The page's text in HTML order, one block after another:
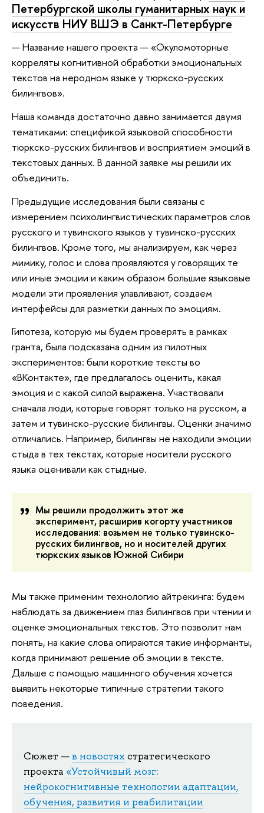
Петербургской школы гуманитарных наук и
искусств НИУ ВШЭ в Санкт-Петербурге
— Название нашего проекта — «Окуломоторные
корреляты когнитивной обработки эмоциональных
текстов на неродном языке у тюркско-русских
билингвов».
Наша команда достаточно давно занимается двумя
тематиками: спецификой языковой способности
тюркско-русских билингвов и восприятием эмоций в
текстовых данных. В данной заявке мы решили их
объединить.
Предыдущие исследования были связаны с
измерением психолингвистических параметров слов
русского и тувинского языков у тувинско-русских
билингвов. Кроме того, мы анализируем, как через
мимику, голос и слова проявляются у говорящих те
или иные эмоции и каким образом большие языковые
модели эти проявления улавливают, создаем
интерфейсы для разметки данных по эмоциям.
Гипотеза, которую мы будем проверять в рамках
гранта, была подсказана одним из пилотных
экспериментов: были короткие тексты во
«ВКонтакте», где предлагалось оценить, какая
эмоция и с какой силой выражена. Участвовали
сначала люди, которые говорят только на русском, а
затем и тувинско-русские билингвы. Оценки значимо
отличались. Например, билингвы не находили эмоции
стыда в тех текстах, которые носители русского
языка оценивали как стыдные.
Мы решили продолжить этот же
эксперимент, расширив когорту участников
исследования: возьмем не только тувинско-
русских билингвов, но и носителей других
тюркских языков Южной Сибири
Мы также применим технологию айтрекинга: будем
наблюдать за движением глаз билингвов при чтении и
оценке эмоциональных текстов. Это позволит нам
понять, на какие слова опираются такие информанты,
когда принимают решение об эмоции в тексте.
Дальше с помощью машинного обучения хочется
выявить некоторые типичные стратегии такого
поведения.
Сюжет —в новостях стратегического
проекта «Устойчивый мозг:
нейрокогнитивные технологии адаптации,
обучения, развития и реабилитации